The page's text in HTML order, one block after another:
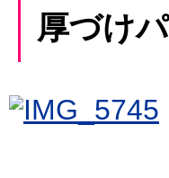
厚づけ